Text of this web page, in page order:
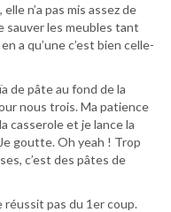
n’a pas mis assez de
sauver les meubles tant
a qu’une c’est bien celle-
de pâte au fond de la
nous trois. Ma patience
casserole et je lance la
goutte. Oh yeah ! Trop
c’est des pâtes de
réussit pas du 1er coup.